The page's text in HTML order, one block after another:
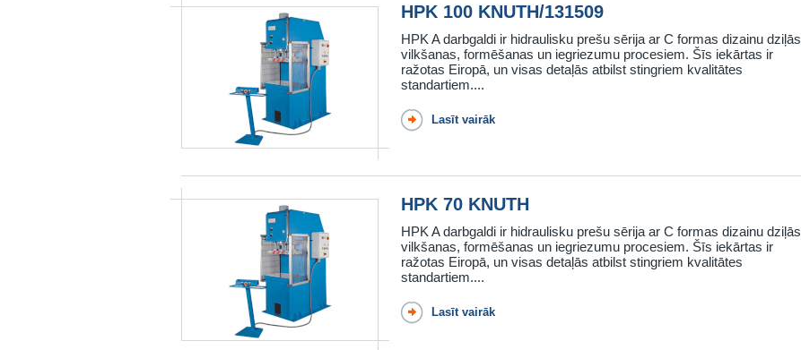
HPK 100 KNUTH/131509
HPK A darbgaldi ir hidraulisku prešu sērija ar C formas dizainu dziļās
vilkšanas, formēšanas un iegriezumu procesiem. Šīs iekārtas ir
ražotas Eiropā, un visas detaļās atbilst stingriem kvalitātes
standartiem....
Lasīt vairāk
HPK 70 KNUTH
HPK A darbgaldi ir hidraulisku prešu sērija ar C formas dizainu dziļās
vilkšanas, formēšanas un iegriezumu procesiem. Šīs iekārtas ir
ražotas Eiropā, un visas detaļās atbilst stingriem kvalitātes
standartiem....
Lasīt vairāk